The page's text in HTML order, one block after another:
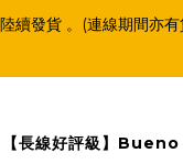
續發貨 。(連線期間亦
【長線好評級】Bueno